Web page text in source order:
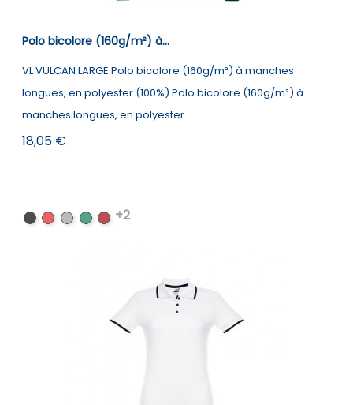
Polo bicolore (160g/m²) à...
VL VULCAN LARGE Polo bicolore (160g/m²) à manches
longues, en polyester (100%) Polo bicolore (160g/m²) à
manches longues, en polyester...
Prix
18,05 €
NoirRouge
GrisVertBordeaux
+2